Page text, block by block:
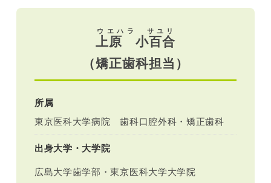
上原 小百合
ウエハラ サユリ
（矯正歯科担当）
所属
東京医科大学病院 歯科口腔外科・矯正歯科
出身大学・大学院
広島大学歯学部・東京医科大学大学院